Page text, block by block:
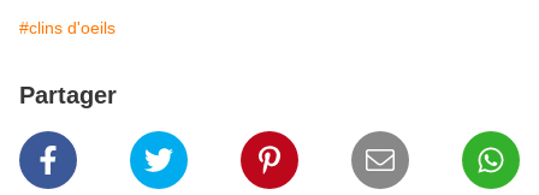
#clins d'oeils
Partager